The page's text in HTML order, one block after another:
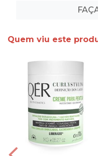
Quem viu este